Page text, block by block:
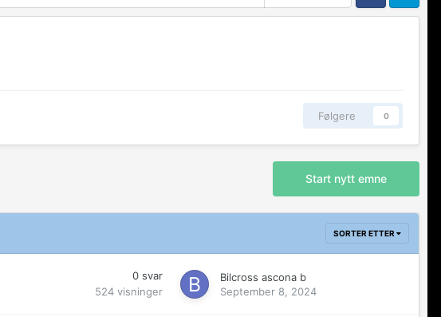
FacebookTwitter
Følgere 0
Start nytt emne
SORTER ETTER
0 svar
524 visninger
Bilcross ascona b
September 8, 2024